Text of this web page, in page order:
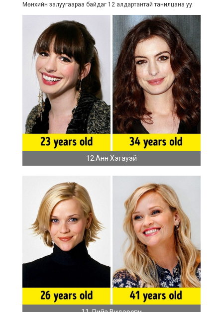
Мөнхийн залуугаараа байдаг 12 алдартантай танилцана уу.
12.Анн Хэтауэй